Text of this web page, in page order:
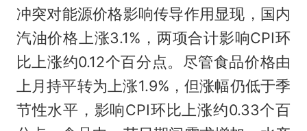
冲突对能源价格影响传导作用显现，国内
汽油价格上涨3.1%，两项合计影响CPI环
比上涨约0.12个百分点。尽管食品价格由
上月持平转为上涨1.9%，但涨幅仍低于季
节性水平，影响CPI环比上涨约0.33个百